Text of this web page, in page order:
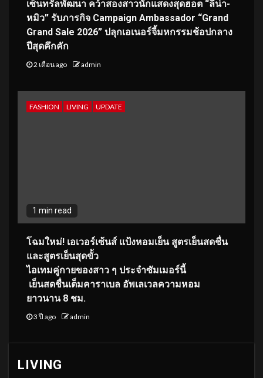
เซ็นทรัลพัฒนา คว้าสองสาวนักแสดงสุดฮอต “ลีน่า-
หมิว” รับภารกิจ Campaign Ambassador “Grand
Grand Sale 2026” ปลุกเอเนอร์จี้มหกรรมช้อปกลาง
ปีสุดคึกคัก
2 เดือน ago admin
FASHION LIVING UPDATE
1 min read
โฉมใหม่! เอเวอร์เซ้นส์ แป้งหอมเย็น สูตรเย็นสดชื่น
และสูตรเย็นสุดขั้ว
ไอเทมคู่กายของสาว ๆ ประจำซัมเมอร์นี้
เย็นสดชื่นเต็มคาราเบล อัพเลเวลความหอม
ยาวนาน 8 ชม.
3 ปี ago admin
LIVING